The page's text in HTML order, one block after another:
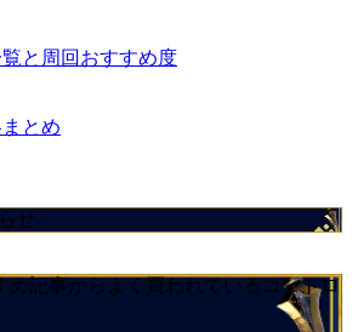
と周回おすすめ度
とめ
せ
め記事からよく買われているコントロ